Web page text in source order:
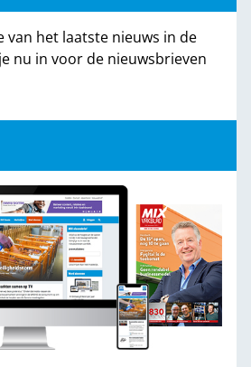
van het laatste nieuws in de
nu in voor de nieuwsbrieven